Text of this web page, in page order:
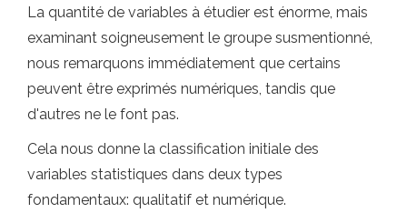
La quantité de variables à étudier est énorme, mais
examinant soigneusement le groupe susmentionné,
nous remarquons immédiatement que certains
peuvent être exprimés numériques, tandis que
d'autres ne le font pas.
Cela nous donne la classification initiale des
variables statistiques dans deux types
fondamentaux: qualitatif et numérique.